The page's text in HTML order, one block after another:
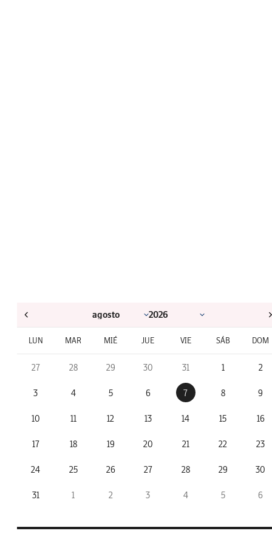
LUN MAR MIÉ JUE VIE SÁB DOM
27 28 29 30 31 1 2
3 4 5 6 7 8 9
10 11 12 13 14 15 16
17 18 19 20 21 22 23
24 25 26 27 28 29 30
31 1 2 3 4 5 6